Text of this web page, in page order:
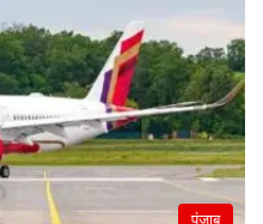
पंजाब